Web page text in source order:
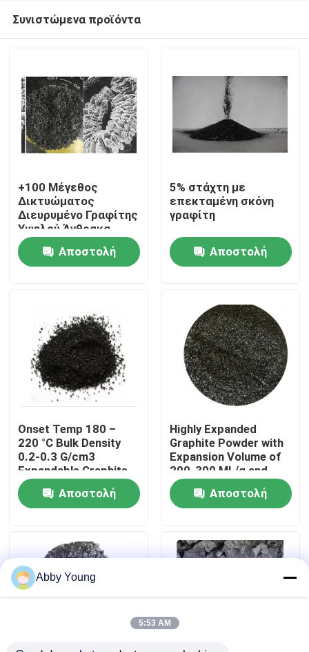
Σπίτι
Περίπου εμείς
Γύρος εργοστασίων
Ποιοτικός έλεγχος
Μας ελάτε σε επαφή με
Περιπτώσεις
Από γραφίτη πρώτη ύλη
Συνιστώμενα προϊόντα
+100 Μέγεθος
Δικτυώματος
Διευρυμένο Γραφίτης
Υψηλού Άνθρακα
Αποστολή
5% στάχτη με
επεκταμένη σκόνη
γραφίτη
Αποστολή
Onset Temp 180 –
220 °C Bulk Density
0.2-0.3 G/cm3
Expandable Graphite
Powder for
PerformanceΑποστολή
Highly Expanded
Graphite Powder with
Expansion Volume of
200-300 ML/g and
Volatile Content ≤4%
Αποστολή
Abby Young
5:53 AM